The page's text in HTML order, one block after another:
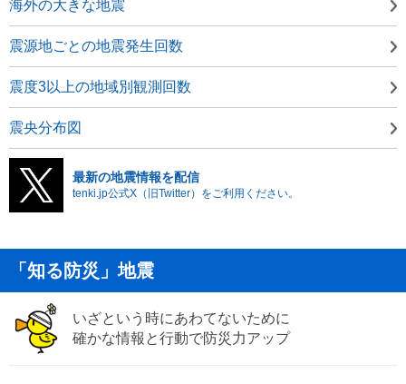
海外の大きな地震
震源地ごとの地震発生回数
震度3以上の地域別観測回数
震央分布図
最新の地震情報を配信
tenki.jp公式X（旧Twitter）をご利用ください。
「知る防災」地震
いざという時にあわてないために
確かな情報と行動で防災力アップ